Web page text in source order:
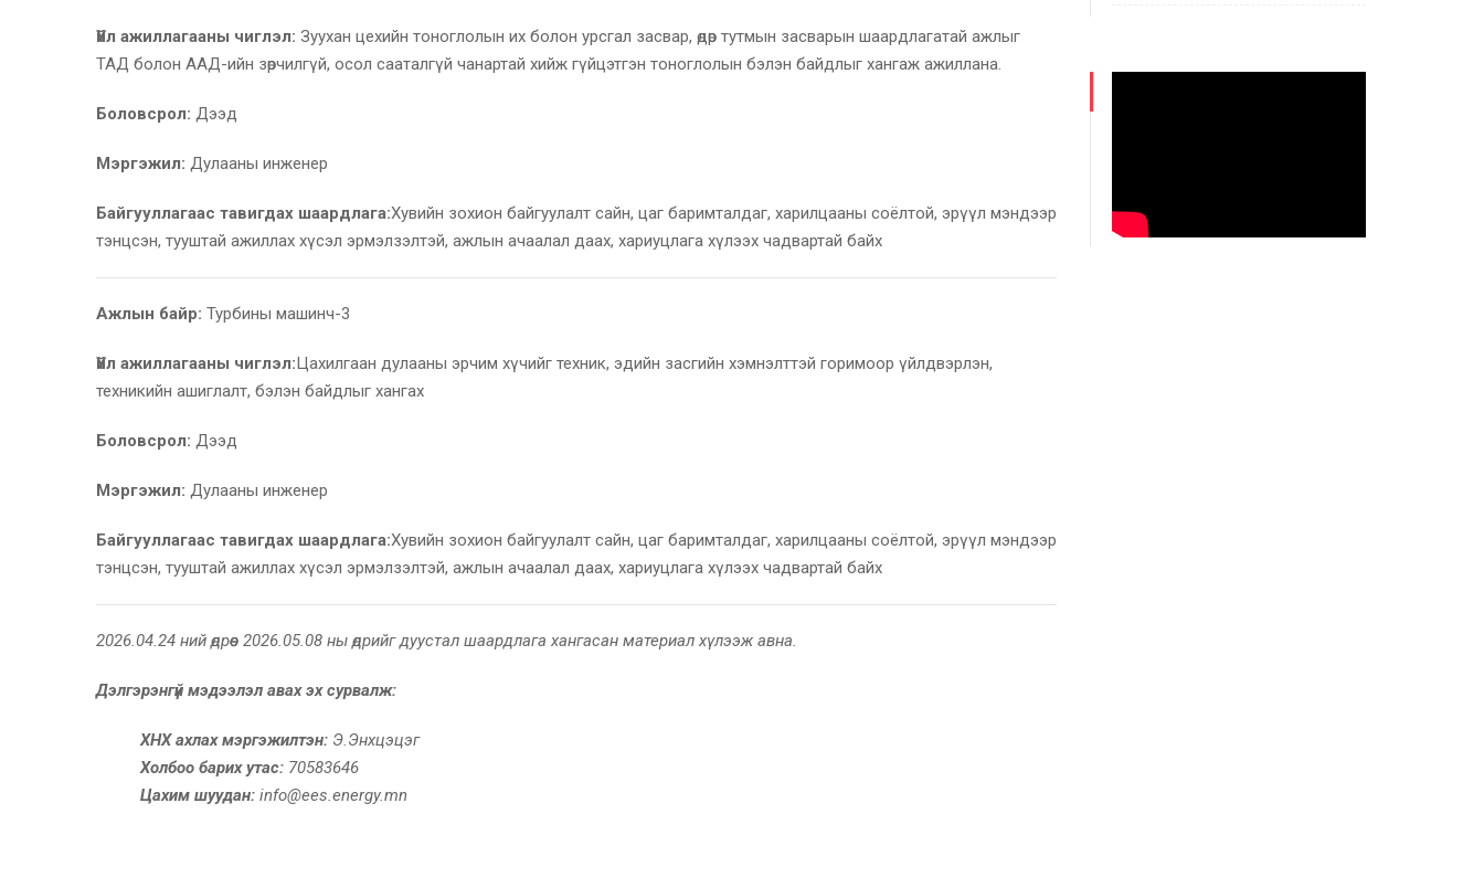
Үйл ажиллагааны чиглэл: Зуухан цехийн тоноглолын их болон урсгал засвар, өдөр тутмын засварын шаардлагатай ажлыг
ТАД болон ААД-ийн зөрчилгүй, осол сааталгүй чанартай хийж гүйцэтгэн тоноглолын бэлэн байдлыг хангаж ажиллана.
Боловсрол: Дээд
Мэргэжил: Дулааны инженер
Байгууллагаас тавигдах шаардлага:Хувийн зохион байгуулалт сайн, цаг баримталдаг, харилцааны соёлтой, эрүүл мэндээр
тэнцсэн, тууштай ажиллах хүсэл эрмэлзэлтэй, ажлын ачаалал даах, хариуцлага хүлээх чадвартай байх
Ажлын байр: Турбины машинч-3
Үйл ажиллагааны чиглэл:Цахилгаан дулааны эрчим хүчийг техник, эдийн засгийн хэмнэлттэй горимоор үйлдвэрлэн,
техникийн ашиглалт, бэлэн байдлыг хангах
Боловсрол: Дээд
Мэргэжил: Дулааны инженер
Байгууллагаас тавигдах шаардлага:Хувийн зохион байгуулалт сайн, цаг баримталдаг, харилцааны соёлтой, эрүүл мэндээр
тэнцсэн, тууштай ажиллах хүсэл эрмэлзэлтэй, ажлын ачаалал даах, хариуцлага хүлээх чадвартай байх
2026.04.24 ний өдрөөс 2026.05.08 ны өдрийг дуустал шаардлага хангасан материал хүлээж авна.
Дэлгэрэнгүй мэдээлэл авах эх сурвалж:
ХНХ ахлах мэргэжилтэн: Э.Энхцэцэг
Холбоо барих утас: 70583646
Цахим шуудан: info@ees.energy.mn